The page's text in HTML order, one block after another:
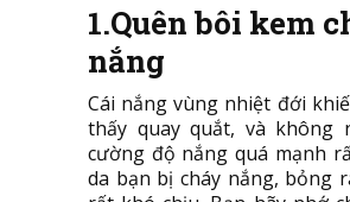
1.Quên bôi kem
nắng
Cái nắng vùng nhiệt đới
thấy quay quắt, và không
cường độ nắng quá mạnh
da bạn bị cháy nắng, bỏng